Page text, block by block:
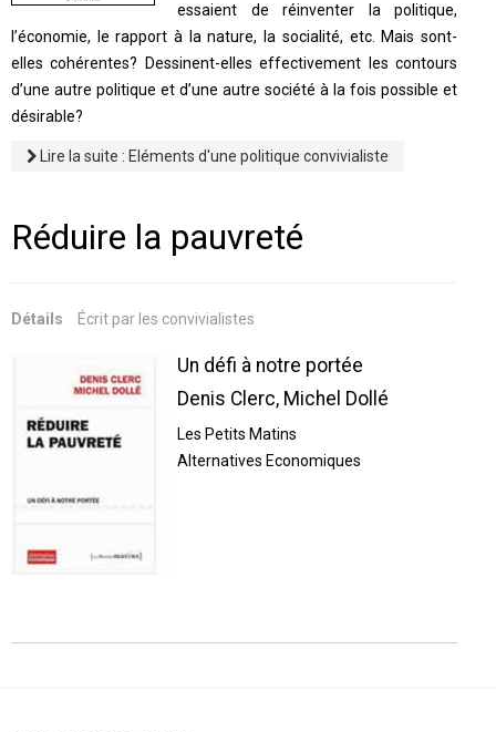
essaient de réinventer la politique,
l’économie, le rapport à la nature, la socialité, etc. Mais sont-
elles cohérentes? Dessinent-elles effectivement les contours
d’une autre politique et d’une autre société à la fois possible et
désirable?
Lire la suite : Eléments d'une politique convivialiste
Réduire la pauvreté
Détails Écrit par les convivialistes
Un défi à notre portée
Denis Clerc, Michel Dollé
Les Petits Matins
Alternatives Economiques